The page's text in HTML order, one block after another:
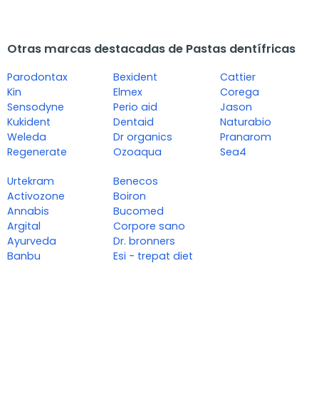
Otras marcas destacadas de Pastas dentífricas
Parodontax
Kin
Sensodyne
Kukident
Weleda
Regenerate
Bexident
Elmex
Perio aid
Dentaid
Dr organics
Ozoaqua
Cattier
Corega
Jason
Naturabio
Pranarom
Sea4
Urtekram
Activozone
Annabis
Argital
Ayurveda
Banbu
Benecos
Boiron
Bucomed
Corpore sano
Dr. bronners
Esi - trepat diet